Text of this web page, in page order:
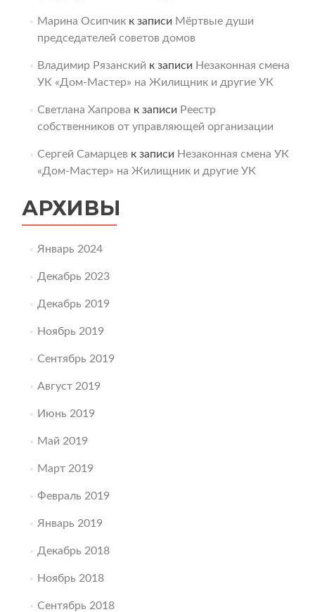
Марина Осипчикк записи Мёртвые души
председателей советов домов
Владимир Рязанский к записи Незаконная смена
УК «Дом-Мастер» на Жилищник и другие УК
Светлана Хапрова к записи Реестр
собственников от управляющей организации
Сергей Самарцевк записи Незаконная смена УК
«Дом-Мастер» на Жилищник и другие УК
АРХИВЫ
Январь 2024
Декабрь 2023
Декабрь 2019
Ноябрь 2019
Сентябрь 2019
Август 2019
Июнь 2019
Май 2019
Март 2019
Февраль 2019
Январь 2019
Декабрь 2018
Ноябрь 2018
Сентябрь 2018